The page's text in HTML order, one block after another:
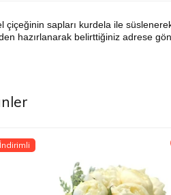
sapları kurdela ile süslenerek
hazırlanarak belirttiğiniz adrese